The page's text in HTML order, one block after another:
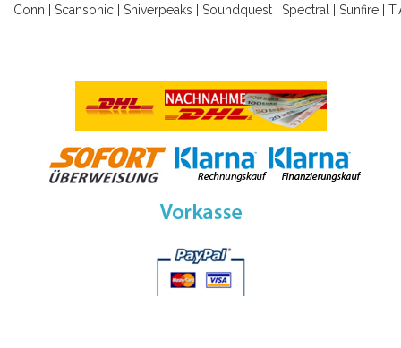
Conn
Scansonic Shiverpeaks Soundquest Spectral Sunfire